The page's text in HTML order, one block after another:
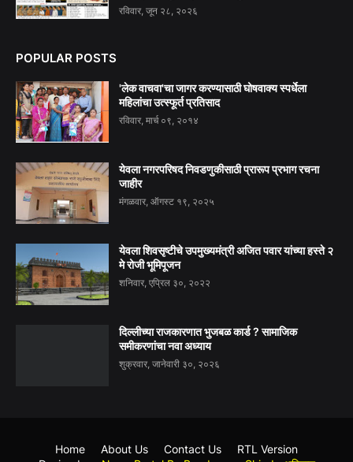
रविवार, जून २८, २०२६
POPULAR POSTS
'लेक वाचवा'चा जागर करण्यासाठी घोषवाक्य स्पर्धेला
महिलांचा उत्स्फूर्त प्रतिसाद
रविवार, मार्च ०९, २०१४
येवला नगरपरिषद निवडणुकीसाठी प्रारूप प्रभाग रचना
जाहीर
मंगळवार, ऑगस्ट १९, २०२५
येवला शिवसृष्टीचे उपमुख्यमंत्री अजित पवार यांच्या हस्ते २
मे रोजी भूमिपूजन
शनिवार, एप्रिल ३०, २०२२
दिल्लीच्या राजकारणात भुजबळ कार्ड ? सामाजिक
समीकरणांचा नवा अध्याय
शुक्रवार, जानेवारी ३०, २०२६
Home About Us Contact Us
RTL Version